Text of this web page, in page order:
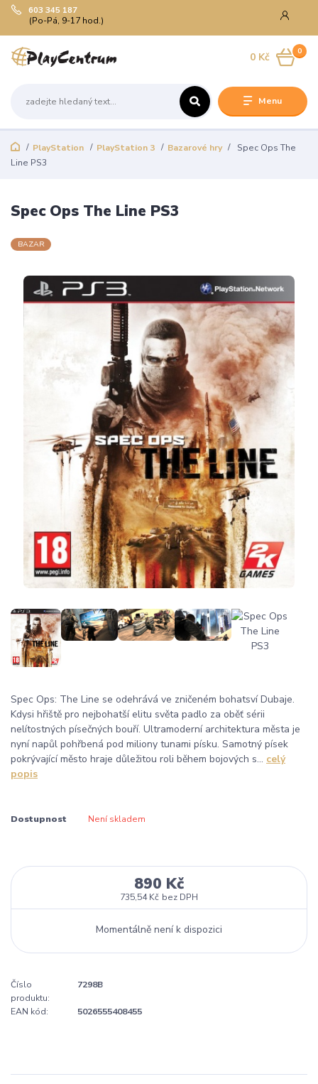
Menu
603 345 187
(Po-Pá, 9-17 hod.)
0
0 Kč
PlayStation PlayStation 3 Bazarové hry
Spec Ops The
Line PS3
Spec Ops The Line PS3
BAZAR
Spec Ops: The Line se odehrává ve zničeném bohatsví Dubaje.
Kdysi hřiště pro nejbohatší elitu světa padlo za oběť sérii
nelítostných písečných bouří. Ultramoderní architektura města je
nyní napůl pohřbená pod miliony tunami písku. Samotný písek
pokrývající město hraje důležitou roli během bojových s... celý
popis
Dostupnost Není skladem
890 Kč
735,54 Kč bez DPH
Momentálně není k dispozici
Číslo
produktu:
7298B
EAN kód: 5026555408455